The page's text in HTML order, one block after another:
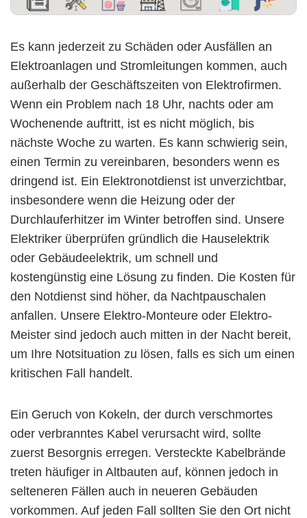
Es kann jederzeit zu Schäden oder Ausfällen an
Elektroanlagen und Stromleitungen kommen, auch
außerhalb der Geschäftszeiten von Elektrofirmen.
Wenn ein Problem nach 18 Uhr, nachts oder am
Wochenende auftritt, ist es nicht möglich, bis
nächste Woche zu warten. Es kann schwierig sein,
einen Termin zu vereinbaren, besonders wenn es
dringend ist. Ein Elektronotdienst ist unverzichtbar,
insbesondere wenn die Heizung oder der
Durchlauferhitzer im Winter betroffen sind. Unsere
Elektriker überprüfen gründlich die Hauselektrik
oder Gebäudeelektrik, um schnell und
kostengünstig eine Lösung zu finden. Die Kosten für
den Notdienst sind höher, da Nachtpauschalen
anfallen. Unsere Elektro-Monteure oder Elektro-
Meister sind jedoch auch mitten in der Nacht bereit,
um Ihre Notsituation zu lösen, falls es sich um einen
kritischen Fall handelt.
Ein Geruch von Kokeln, der durch verschmortes
oder verbranntes Kabel verursacht wird, sollte
zuerst Besorgnis erregen. Versteckte Kabelbrände
treten häufiger in Altbauten auf, können jedoch in
selteneren Fällen auch in neueren Gebäuden
vorkommen. Auf jeden Fall sollten Sie den Ort nicht